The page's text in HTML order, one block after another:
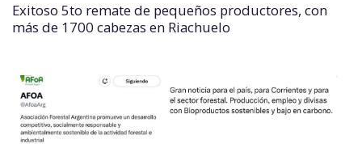
Exitoso 5to remate de pequeños productores, con
más de 1700 cabezas en Riachuelo